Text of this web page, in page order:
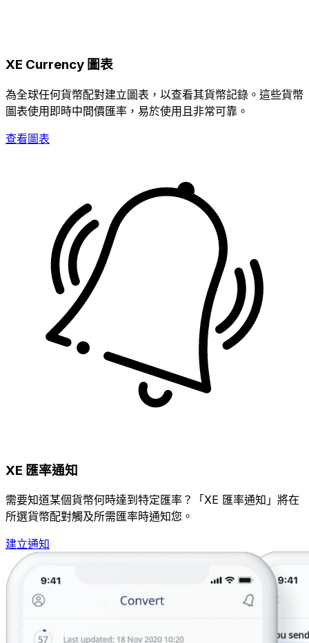
XE Currency 圖表
為全球任何貨幣配對建立圖表，以查看其貨幣記錄。這些貨幣
圖表使用即時中間價匯率，易於使用且非常可靠。
查看圖表
XE 匯率通知
需要知道某個貨幣何時達到特定匯率？「XE 匯率通知」將在
所選貨幣配對觸及所需匯率時通知您。
建立通知